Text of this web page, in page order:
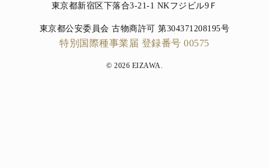
東京都新宿区下落合3-21-1 NKフジビル9Ｆ
東京都公安委員会 古物商許可 第304371208195号
特別国際種事業届 登録番号 00575
© 2026 EIZAWA.